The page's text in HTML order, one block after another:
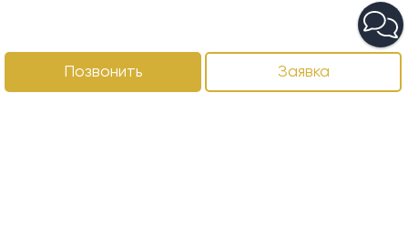
Позвонить Заявка